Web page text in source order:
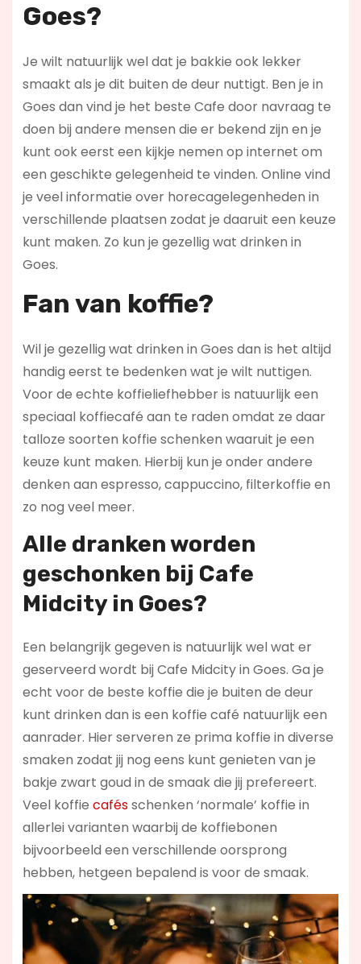
Goes?
Je wilt natuurlijk wel dat je bakkie ook lekker
smaakt als je dit buiten de deur nuttigt. Ben je in
Goes dan vind je het beste Cafe door navraag te
doen bij andere mensen die er bekend zijn en je
kunt ook eerst een kijkje nemen op internet om
een geschikte gelegenheid te vinden. Online vind
je veel informatie over horecagelegenheden in
verschillende plaatsen zodat je daaruit een keuze
kunt maken. Zo kun je gezellig wat drinken in
Goes.
Fan van koffie?
Wil je gezellig wat drinken in Goes dan is het altijd
handig eerst te bedenken wat je wilt nuttigen.
Voor de echte koffieliefhebber is natuurlijk een
speciaal koffiecafé aan te raden omdat ze daar
talloze soorten koffie schenken waaruit je een
keuze kunt maken. Hierbij kun je onder andere
denken aan espresso, cappuccino, filterkoffie en
zo nog veel meer.
Alle dranken worden
geschonken bij Cafe
Midcity in Goes?
Een belangrijk gegeven is natuurlijk wel wat er
geserveerd wordt bij Cafe Midcity in Goes. Ga je
echt voor de beste koffie die je buiten de deur
kunt drinken dan is een koffie café natuurlijk een
aanrader. Hier serveren ze prima koffie in diverse
smaken zodat jij nog eens kunt genieten van je
bakje zwart goud in de smaak die jij prefereert.
Veel koffie cafésschenken ‘normale’ koffie in
allerlei varianten waarbij de koffiebonen
bijvoorbeeld een verschillende oorsprong
hebben, hetgeen bepalend is voor de smaak.